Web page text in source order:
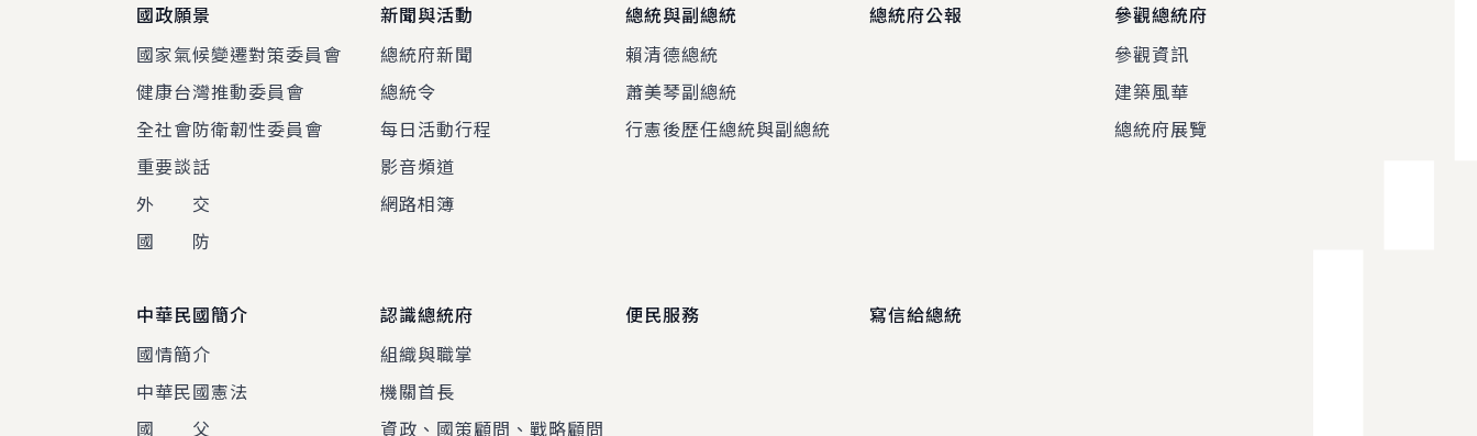
國政願景
國家氣候變遷對策委員會
健康台灣推動委員會
全社會防衛韌性委員會
重要談話
外 交
國 防
新聞與活動
總統府新聞
總統令
每日活動行程
影音頻道
網路相簿
總統與副總統
賴清德總統
蕭美琴副總統
行憲後歷任總統與副總統
總統府公報
參觀總統府
參觀資訊
建築風華
總統府展覽
中華民國簡介
國情簡介
中華民國憲法
國 父
認識總統府
組織與職掌
機關首長
資政、國策顧問、戰略顧問
便民服務 寫信給總統